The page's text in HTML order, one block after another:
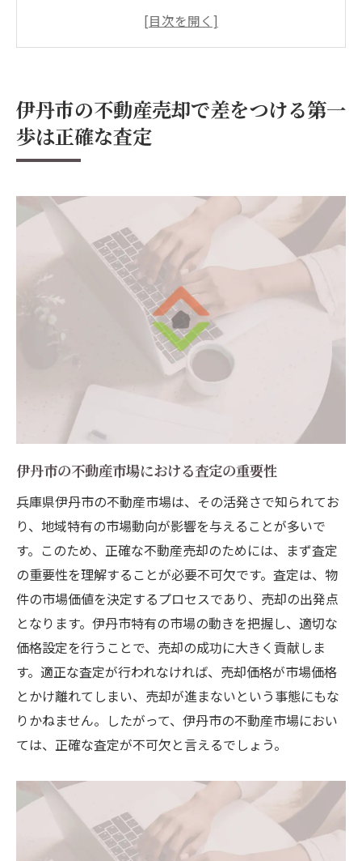
正確な査定が不動産売却の成功を左右する
伊丹市ならではの査定に影響を与える要因
専門家による査定サービスの賢い利用法
不動産売却を成功に導くために知っておくべき
伊丹市の市場動向
伊丹市の不動産市場の最新トレンド
市場動向が売却価格に与える影響
季節ごとの市場変動と売却タイミング
伊丹市の不動産需要と供給のバランス
競合物件との差別化ポイント
経済情勢が伊丹市の不動産市場に及ぼす影
響
兵庫県伊丹市で不動産売却を考えるなら査定の
重要性を理解しよう
適正な査定額を導くための基本プロセス
伊丹市における効果的な査定方法の選び方
査定結果を元にした価格設定のポイント
売却成功事例に学ぶ査定の重要性
査定段階で押さえておくべき法律知識
伊丹市で不動産を高く売るための効果的な査定
と価格設定のテクニック
高値売却を実現するための査定テクニック
価格設定で失敗しないための基本戦略
需要を見越した価格設定の工夫
査定を基にした戦略的な価格改定
オーバープライシングを避けるための方法
伊丹市の不動産売却で差をつける第一
歩は正確な査定
伊丹市の不動産市場における査定の重要性
兵庫県伊丹市の不動産市場は、その活発さで知られてお
り、地域特有の市場動向が影響を与えることが多いで
す。このため、正確な不動産売却のためには、まず査定
の重要性を理解することが必要不可欠です。査定は、物
件の市場価値を決定するプロセスであり、売却の出発点
となります。伊丹市特有の市場の動きを把握し、適切な
価格設定を行うことで、売却の成功に大きく貢献しま
す。適正な査定が行われなければ、売却価格が市場価格
とかけ離れてしまい、売却が進まないという事態にもな
りかねません。したがって、伊丹市の不動産市場におい
ては、正確な査定が不可欠と言えるでしょう。